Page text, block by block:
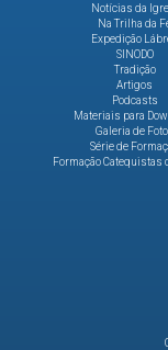
Notícias da
Na Trilha da
Expedição
SINODO
Tradição
Artigos
Podcasts
Materiais para
Galeria de
Série de
Formação Catequistas